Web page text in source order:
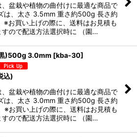
、盆栽や植物の曲付けに最適な商品で
は、太さ 3.5mm 重さ約500g 長さ約
※お買い上げの際に、送料はお見積も
すので配送方法選択時に （園…
)500g 3.0mm [kba-30]
込)
、盆栽や植物の曲付けに最適な商品で
は、太さ 3.0mm 重さ約500g 長さ約
※お買い上げの際に、送料はお見積も
すので配送方法選択時に （園…